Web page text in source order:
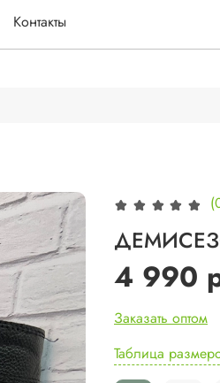
Контакты
4 990
Заказать оптом
Таблица